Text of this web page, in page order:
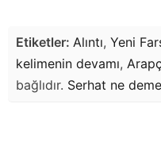
Etiketler: Alıntı, Yeni
kelimenin devamı,
bağlıdır. Serhat ne